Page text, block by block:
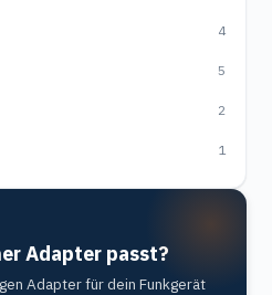
4
5
2
1
Adapter passt?
Adapter für dein Funkgerät